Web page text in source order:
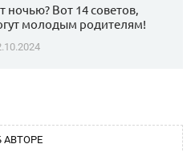
ночью? Вот 14 советов,
молодым родителям!
АВТОРЕ